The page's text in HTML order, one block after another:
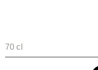
70 cl